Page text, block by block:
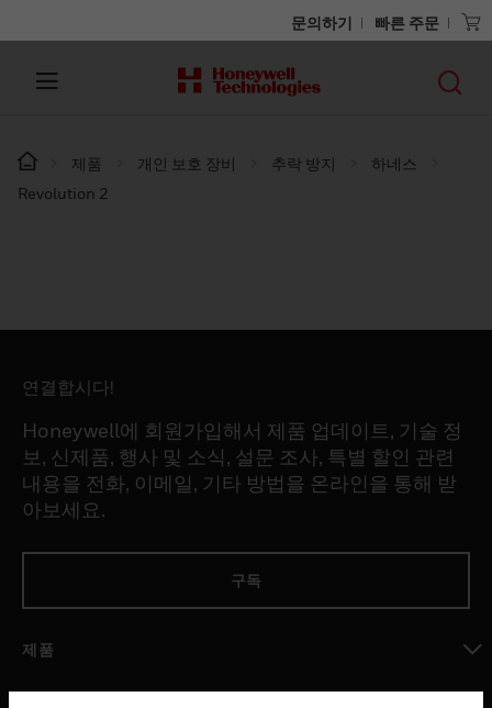
문의하기 빠른 주문
제품 개인 보호 장비 추락 방지
하네스
Revolution 2
연결합시다!
Honeywell에 회원가입해서 제품 업데이트, 기술 정
보, 신제품, 행사 및 소식, 설문 조사, 특별 할인 관련
내용을 전화, 이메일, 기타 방법을 온라인을 통해 받
아보세요.
구독
제품
toggle view